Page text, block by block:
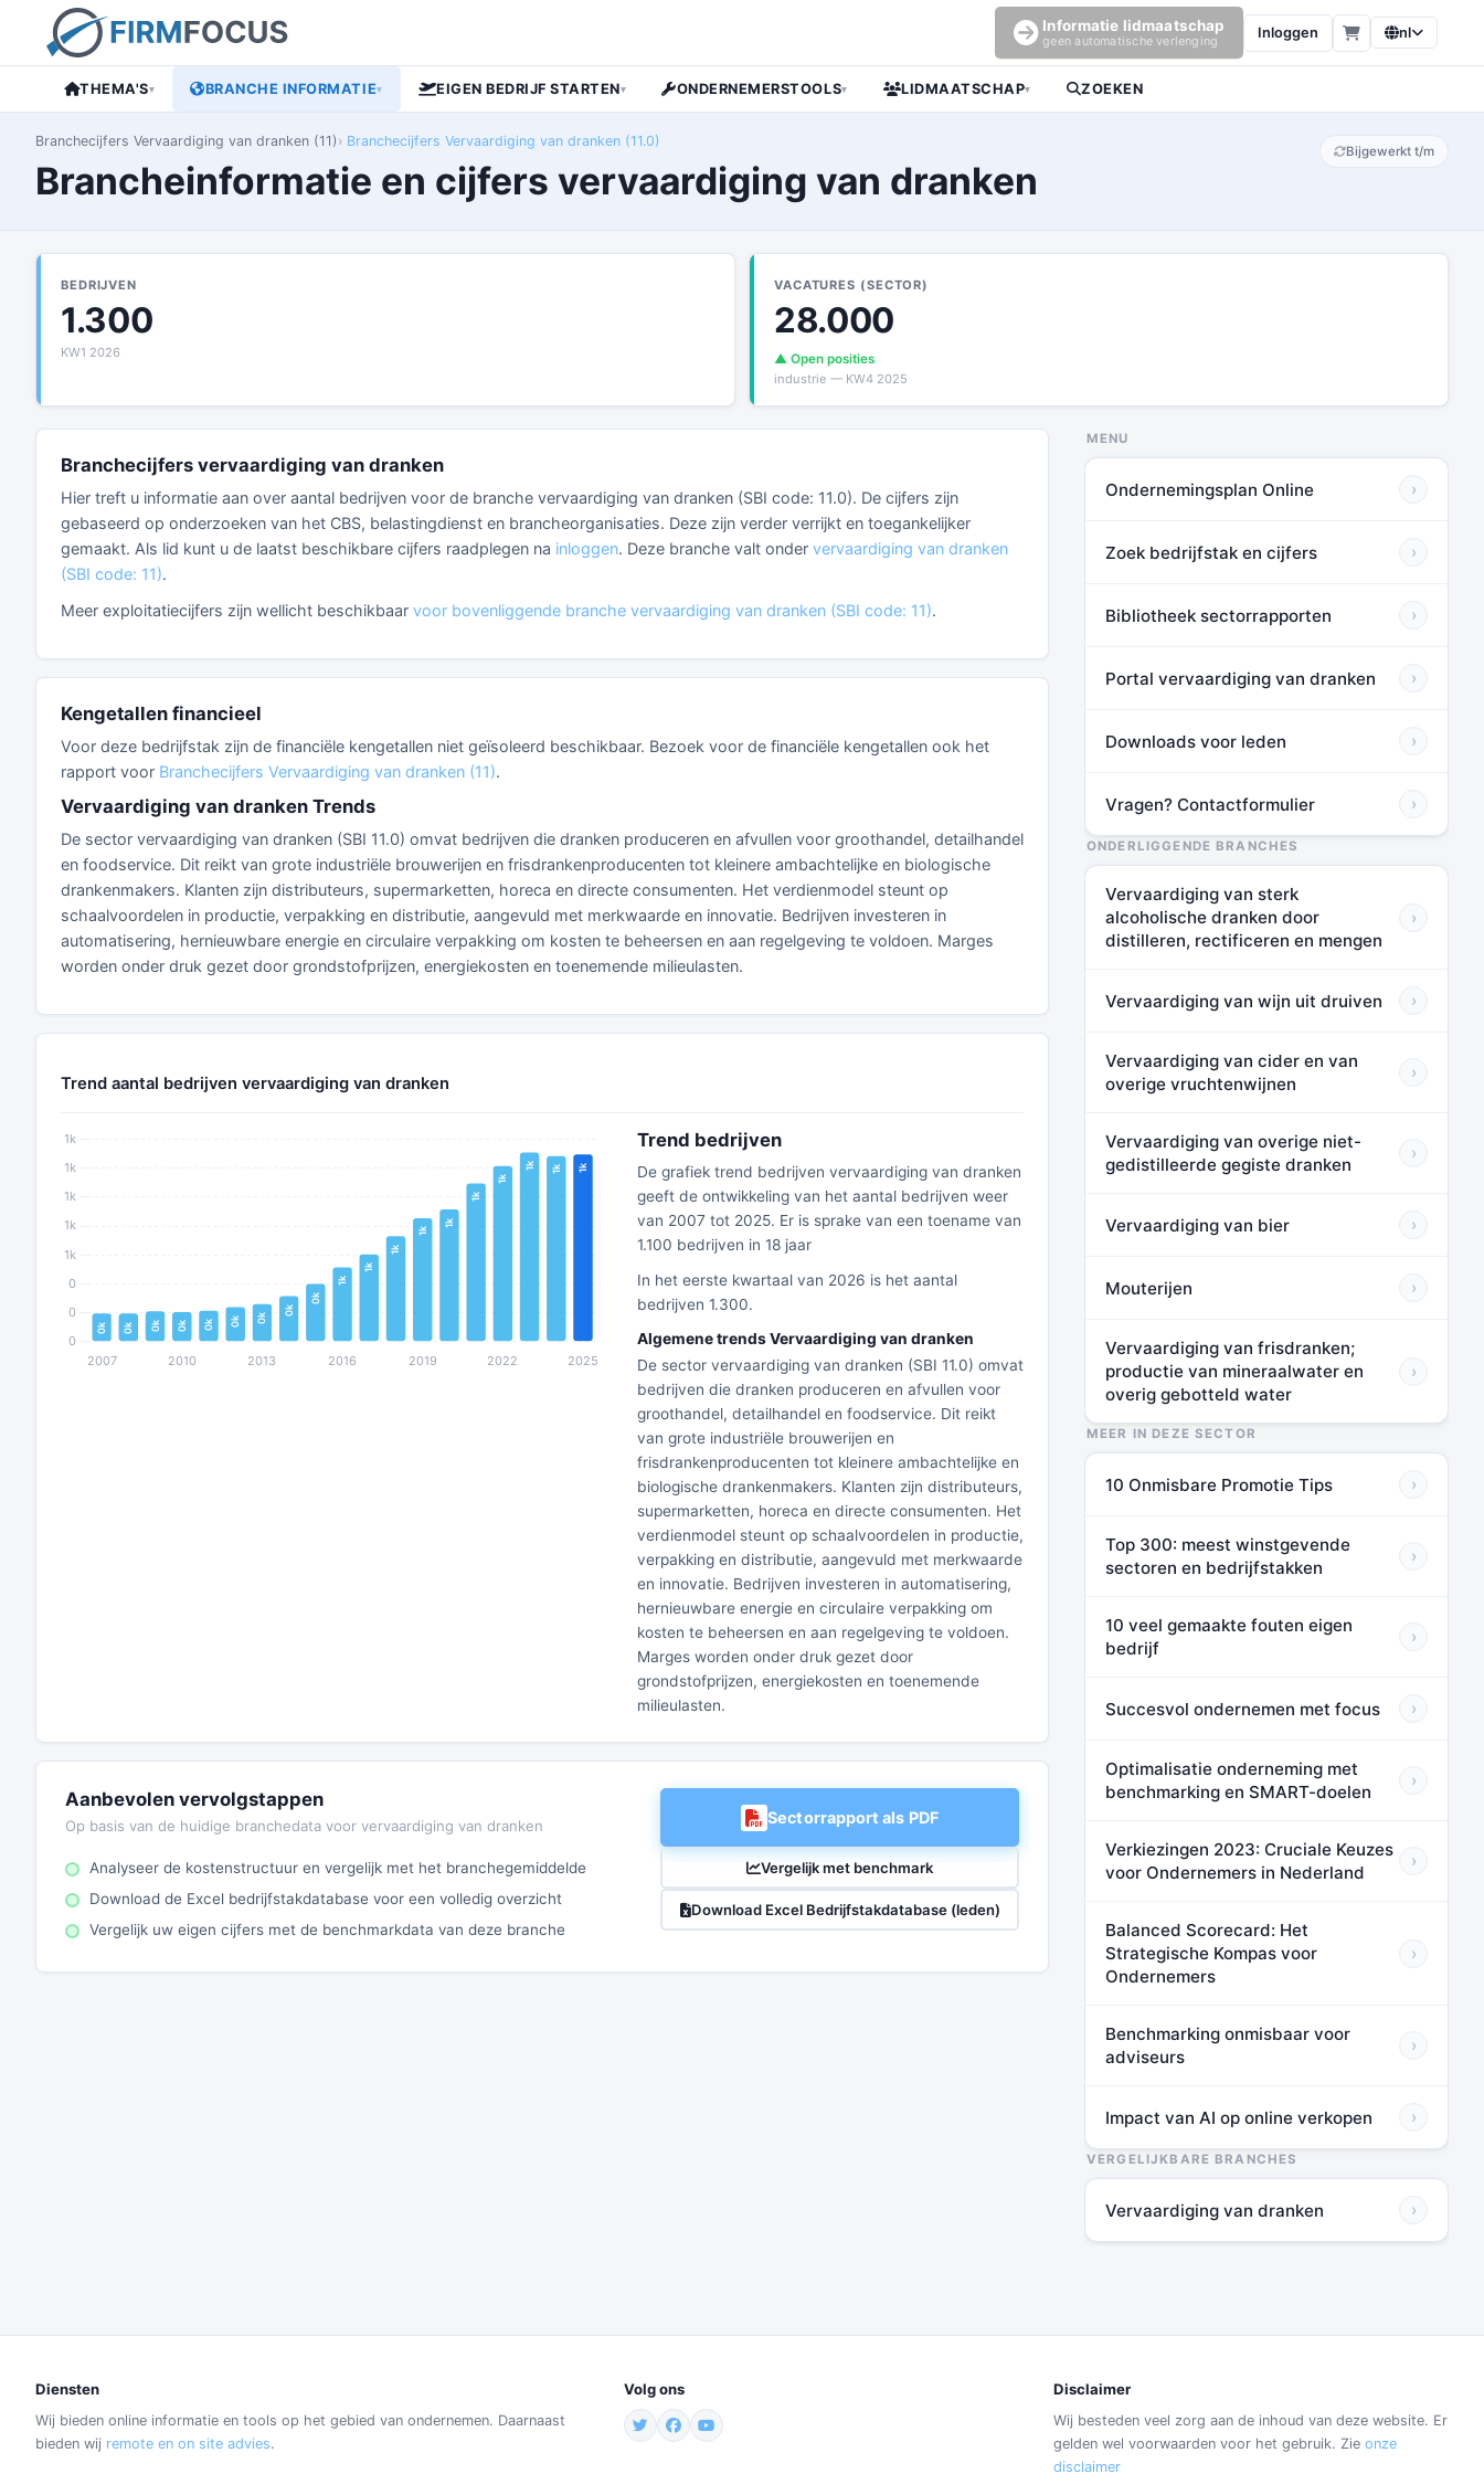
Informatie lidmaatschap
geen automatische verlenging
Inloggen nl
THEMA'S▾ BRANCHE INFORMATIE▾ EIGEN BEDRIJF STARTEN▾ ONDERNEMERSTOOLS▾ LIDMAATSCHAP▾ ZOEKEN
Branchecijfers Vervaardiging van dranken (11) Branchecijfers Vervaardiging van dranken (11.0)
Brancheinformatie en cijfers vervaardiging van dranken
Bijgewerkt t/m
BEDRIJVEN
1.300
KW1 2026
VACATURES (SECTOR)
28.000
▲ Open posities
industrie — KW4 2025
Branchecijfers vervaardiging van dranken
Hier treft u informatie aan over aantal bedrijven voor de branche vervaardiging van dranken (SBI code: 11.0). De cijfers zijn
gebaseerd op onderzoeken van het CBS, belastingdienst en brancheorganisaties. Deze zijn verder verrijkt en toegankelijker
gemaakt. Als lid kunt u de laatst beschikbare cijfers raadplegen na inloggen. Deze branche valt onder vervaardiging van dranken
(SBI code: 11).
Meer exploitatiecijfers zijn wellicht beschikbaar voor bovenliggende branche vervaardiging van dranken (SBI code: 11).
Kengetallen financieel
Voor deze bedrijfstak zijn de financiële kengetallen niet geïsoleerd beschikbaar. Bezoek voor de financiële kengetallen ook het
rapport voor Branchecijfers Vervaardiging van dranken (11).
Vervaardiging van dranken Trends
De sector vervaardiging van dranken (SBI 11.0) omvat bedrijven die dranken produceren en afvullen voor groothandel, detailhandel
en foodservice. Dit reikt van grote industriële brouwerijen en frisdrankenproducenten tot kleinere ambachtelijke en biologische
drankenmakers. Klanten zijn distributeurs, supermarketten, horeca en directe consumenten. Het verdienmodel steunt op
schaalvoordelen in productie, verpakking en distributie, aangevuld met merkwaarde en innovatie. Bedrijven investeren in
automatisering, hernieuwbare energie en circulaire verpakking om kosten te beheersen en aan regelgeving te voldoen. Marges
worden onder druk gezet door grondstofprijzen, energiekosten en toenemende milieulasten.
Trend aantal bedrijven vervaardiging van dranken
Trend bedrijven
De grafiek trend bedrijven vervaardiging van dranken
geeft de ontwikkeling van het aantal bedrijven weer
van 2007 tot 2025. Er is sprake van een toename van
1.100 bedrijven in 18 jaar
In het eerste kwartaal van 2026 is het aantal
bedrijven 1.300.
Algemene trends Vervaardiging van dranken
De sector vervaardiging van dranken (SBI 11.0) omvat
bedrijven die dranken produceren en afvullen voor
groothandel, detailhandel en foodservice. Dit reikt
van grote industriële brouwerijen en
frisdrankenproducenten tot kleinere ambachtelijke en
biologische drankenmakers. Klanten zijn distributeurs,
supermarketten, horeca en directe consumenten. Het
verdienmodel steunt op schaalvoordelen in productie,
verpakking en distributie, aangevuld met merkwaarde
en innovatie. Bedrijven investeren in automatisering,
hernieuwbare energie en circulaire verpakking om
kosten te beheersen en aan regelgeving te voldoen.
Marges worden onder druk gezet door
grondstofprijzen, energiekosten en toenemende
milieulasten.
Aanbevolen vervolgstappen
Op basis van de huidige branchedata voor vervaardiging van dranken
Analyseer de kostenstructuur en vergelijk met het branchegemiddelde
Download de Excel bedrijfstakdatabase voor een volledig overzicht
Vergelijk uw eigen cijfers met de benchmarkdata van deze branche
Sectorrapport als PDF
Vergelijk met benchmark
Download Excel Bedrijfstakdatabase (leden)
MENU
Ondernemingsplan Online ›
Zoek bedrijfstak en cijfers ›
Bibliotheek sectorrapporten ›
Portal vervaardiging van dranken ›
Downloads voor leden ›
Vragen? Contactformulier ›
ONDERLIGGENDE BRANCHES
Vervaardiging van sterk
alcoholische dranken door
distilleren, rectificeren en mengen
›
Vervaardiging van wijn uit druiven ›
Vervaardiging van cider en van
overige vruchtenwijnen
›
Vervaardiging van overige niet-
gedistilleerde gegiste dranken
›
Vervaardiging van bier ›
Mouterijen ›
Vervaardiging van frisdranken;
productie van mineraalwater en
overig gebotteld water
›
MEER IN DEZE SECTOR
10 Onmisbare Promotie Tips ›
Top 300: meest winstgevende
sectoren en bedrijfstakken
›
10 veel gemaakte fouten eigen
bedrijf
›
Succesvol ondernemen met focus ›
Optimalisatie onderneming met
benchmarking en SMART-doelen
›
Verkiezingen 2023: Cruciale Keuzes
voor Ondernemers in Nederland
›
Balanced Scorecard: Het
Strategische Kompas voor
Ondernemers
›
Benchmarking onmisbaar voor
adviseurs
›
Impact van AI op online verkopen ›
VERGELIJKBARE BRANCHES
Vervaardiging van dranken ›
Diensten
Wij bieden online informatie en tools op het gebied van ondernemen. Daarnaast
bieden wij remote en on site advies.
Volg ons Disclaimer
Wij besteden veel zorg aan de inhoud van deze website. Er
gelden wel voorwaarden voor het gebruik. Zieonze
disclaimer